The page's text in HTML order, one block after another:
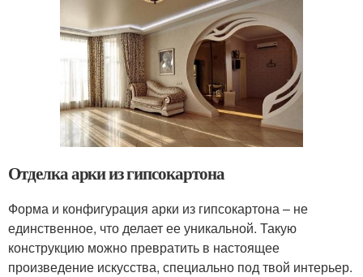
Отделка арки из гипсокартона
Форма и конфигурация арки из гипсокартона – не
единственное, что делает ее уникальной. Такую
конструкцию можно превратить в настоящее
произведение искусства, специально под твой интерьер.